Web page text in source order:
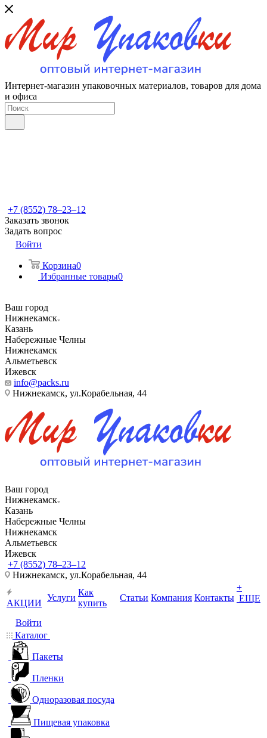
Интернет-магазин упаковочных материалов, товаров для дома
и офиса
+7 (8552) 78‒23‒12
Заказать звонок
Задать вопрос
Войти
Корзина0
Избранные товары0
Ваш город
Нижнекамск
Казань
Набережные Челны
Нижнекамск
Альметьевск
Ижевск
info@packs.ru
Нижнекамск, ​ул.Корабельная, 44
Ваш город
Нижнекамск
Казань
Набережные Челны
Нижнекамск
Альметьевск
Ижевск
+7 (8552) 78‒23‒12
Нижнекамск, ​ул.Корабельная, 44
АКЦИИ
Услуги
Как
купить
Статьи Компания Контакты
+
ЕЩЕ
Войти
Каталог
Пакеты
Пленки
Одноразовая посуда
Пищевая упаковка